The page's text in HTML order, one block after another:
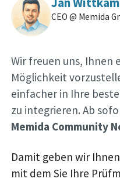
CEO @ Memida
Wir freuen uns, Ihnen
Möglichkeit
einfacher in Ihre
zu integrieren. Ab
Memida Community
Damit geben wir
mit dem Sie Ihre